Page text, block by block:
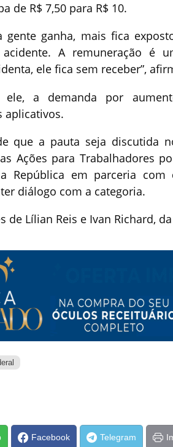
de R$ 7,50 para R$ 10.
gente ganha, mais fica
A remuneração é
ele fica sem receber”,
a demanda por
aplicativos.
que a pauta seja discutida
Ações para Trabalhadores
República em parceria
diálogo com a categoria.
Lílian Reis e Ivan Richard, da
Facebook Telegram